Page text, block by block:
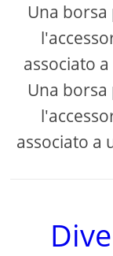
Una
associato
Una
associato a